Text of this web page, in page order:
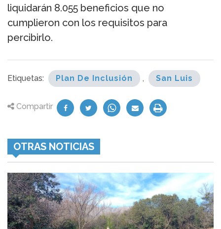
liquidarán 8.055 beneficios que no
cumplieron con los requisitos para
percibirlo.
Etiquetas: Plan De Inclusión , San Luis
Compartir
OTRAS NOTICIAS